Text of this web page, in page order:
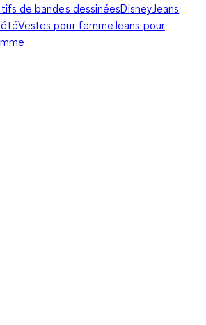
de bandes dessinéesDisneyJeans
Vestes pour femmeJeans pour